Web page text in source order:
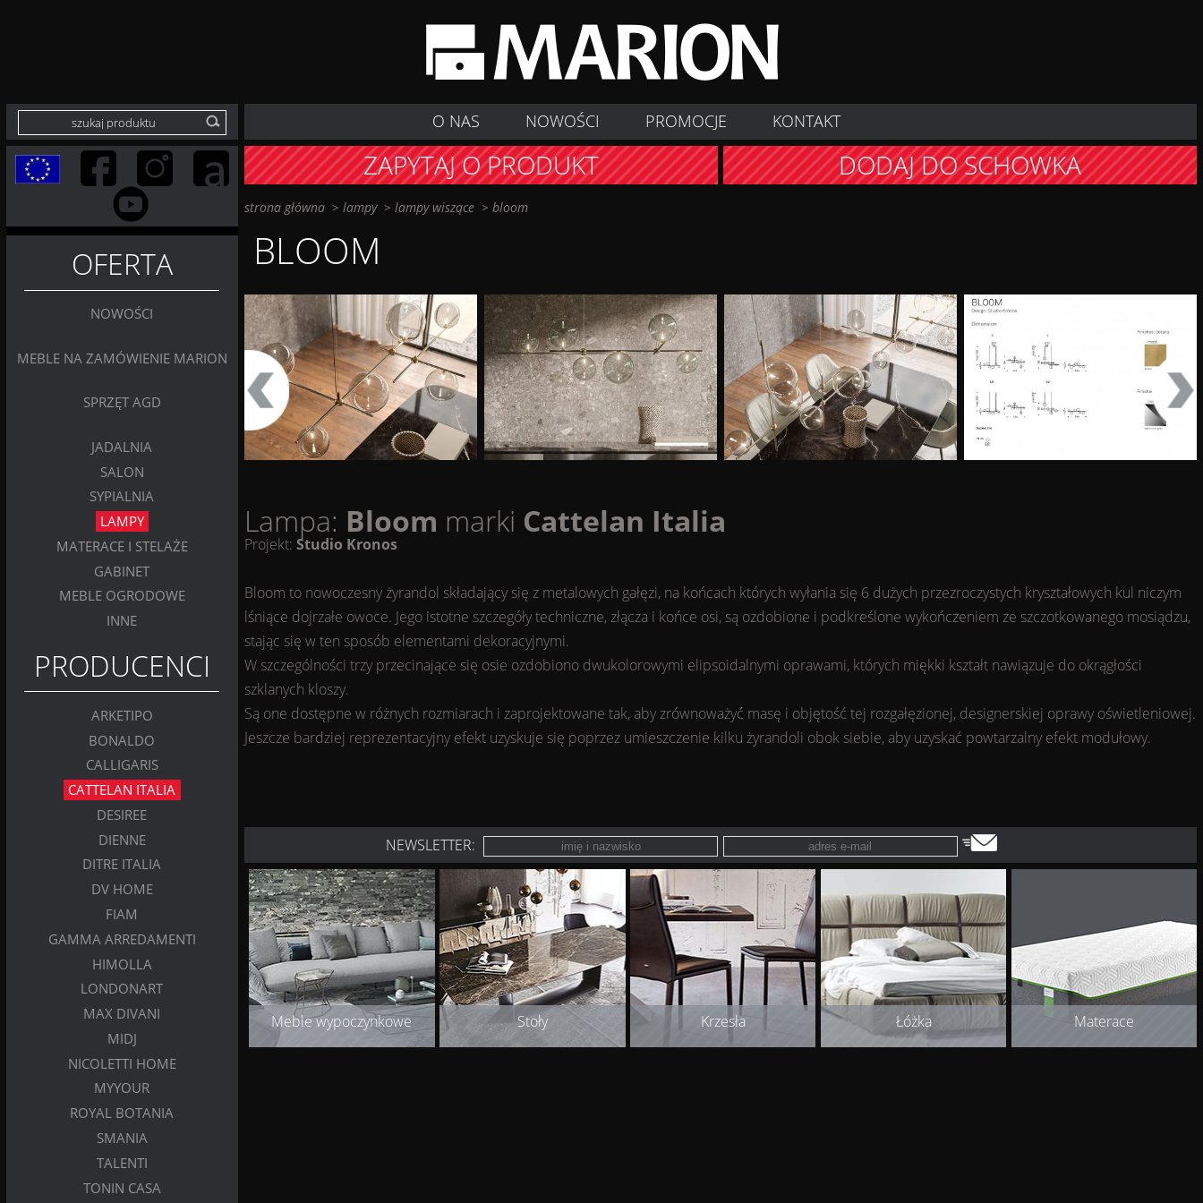
O NAS NOWOŚCI PROMOCJE KONTAKT
OFERTA
NOWOŚCI
MEBLE NA ZAMÓWIENIE MARION
SPRZĘT AGD
JADALNIA
SALON
SYPIALNIA
LAMPY
MATERACE I STELAŻE
GABINET
MEBLE OGRODOWE
INNE
PRODUCENCI
ARKETIPO
BONALDO
CALLIGARIS
CATTELAN ITALIA
DESIREE
DIENNE
DITRE ITALIA
DV HOME
FIAM
GAMMA ARREDAMENTI
HIMOLLA
LONDONART
MAX DIVANI
MIDJ
NICOLETTI HOME
MYYOUR
ROYAL BOTANIA
SMANIA
TALENTI
TONIN CASA
ZAPYTAJ O PRODUKT DODAJ DO SCHOWKA
strona główna> lampy> lampy wiszące> bloom
BLOOM
Lampa: Bloom marki Cattelan Italia
Projekt: Studio Kronos
Bloom to nowoczesny żyrandol składający się z metalowych gałęzi, na końcach których wyłania się 6 dużych przezroczystych kryształowych kul niczym
lśniące dojrzałe owoce. Jego istotne szczegóły techniczne, złącza i końce osi, są ozdobione i podkreślone wykończeniem ze szczotkowanego mosiądzu,
stając się w ten sposób elementami dekoracyjnymi.
W szczególności trzy przecinające się osie ozdobiono dwukolorowymi elipsoidalnymi oprawami, których miękki kształt nawiązuje do okrągłości
szklanych kloszy.
Są one dostępne w różnych rozmiarach i zaprojektowane tak, aby zrównoważyć masę i objętość tej rozgałęzionej, designerskiej oprawy oświetleniowej.
Jeszcze bardziej reprezentacyjny efekt uzyskuje się poprzez umieszczenie kilku żyrandoli obok siebie, aby uzyskać powtarzalny efekt modułowy.
NEWSLETTER:
Meble wypoczynkowe Stoły Krzesła Łóżka Materace